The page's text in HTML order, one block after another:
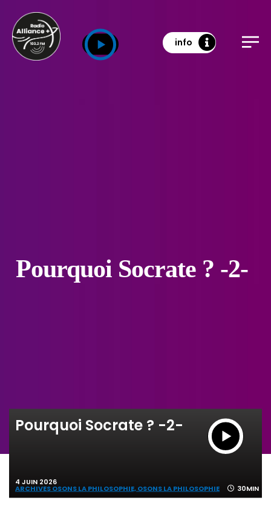
info
Pourquoi Socrate ? -2-
Pourquoi Socrate ? -2-
4 JUIN 2026
ARCHIVES OSONS LA PHILOSOPHIE,OSONS LA PHILOSOPHIE 30MIN